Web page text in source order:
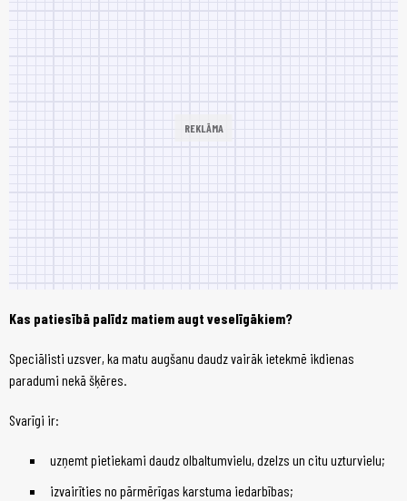
Kas patiesībā palīdz matiem augt veselīgākiem?
Speciālisti uzsver, ka matu augšanu daudz vairāk ietekmē ikdienas
paradumi nekā šķēres.
Svarīgi ir:
uzņemt pietiekami daudz olbaltumvielu, dzelzs un citu uzturvielu;
izvairīties no pārmērīgas karstuma iedarbības;